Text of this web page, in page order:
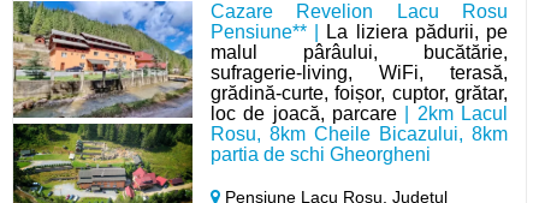
Cazare Revelion Lacu Rosu
Pensiune** |
La liziera pădurii, pe
malul pârâului, bucătărie,
sufragerie-living, WiFi, terasă,
grădină-curte, foișor, cuptor, grătar,
loc de joacă, parcare | 2km Lacul
Rosu, 8km Cheile Bicazului, 8km
partia de schi Gheorgheni
Pensiune Lacu Roșu,Județul